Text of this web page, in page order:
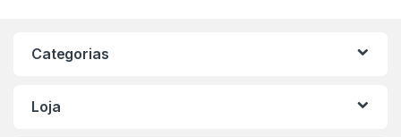
Categorias
Loja